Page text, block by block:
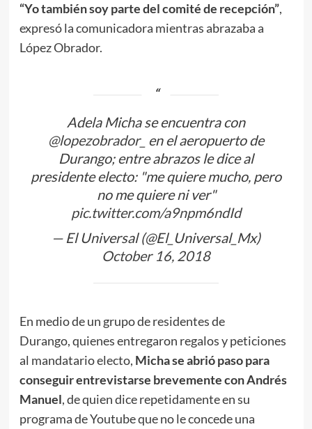
“Yo también soy parte del comité de recepción”,
expresó la comunicadora mientras abrazaba a
López Obrador.
Adela Micha se encuentra con
@lopezobrador_ en el aeropuerto de
Durango; entre abrazos le dice al
presidente electo: "me quiere mucho, pero
no me quiere ni ver"
pic.twitter.com/a9npm6ndId
— El Universal (@El_Universal_Mx)
October 16, 2018
En medio de un grupo de residentes de
Durango, quienes entregaron regalos y peticiones
al mandatario electo, Micha se abrió paso para
conseguir entrevistarse brevemente con Andrés
Manuel, de quien dice repetidamente en su
programa de Youtube que no le concede una